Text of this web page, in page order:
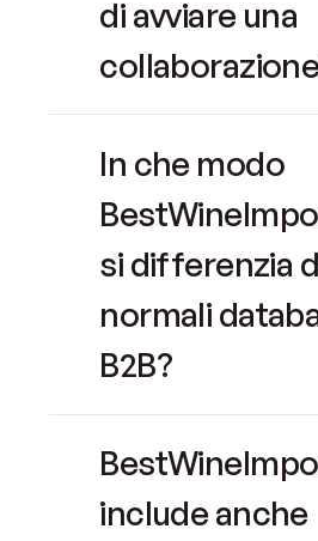
di avviare una
In che modo
si differenzia
normali
B2B?
include anche